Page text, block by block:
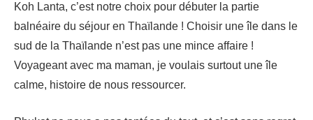
Koh Lanta, c’est notre choix pour débuter la partie
balnéaire du séjour en Thaïlande ! Choisir une île dans le
sud de la Thaïlande n’est pas une mince affaire !
Voyageant avec ma maman, je voulais surtout une île
calme, histoire de nous ressourcer.